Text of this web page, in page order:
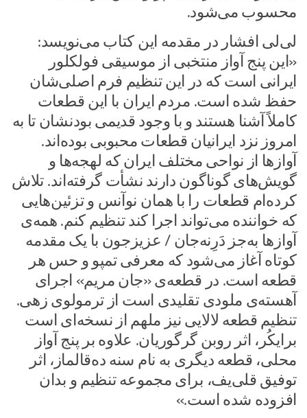
محسوب می‌شود.
لی‌لی افشار در مقدمه‌ این کتاب می‌نویسد:
«این پنج آواز منتخبی از موسیقی فولکلور
ایرانی است که در این تنظیم فرم اصلی‌شان
حفظ شده است. مردم ایران با این قطعات
کاملاً آشنا هستند و با وجود قدیمی بودنشان تا به
‌امروز نزد ایرانیان قطعات محبوبی بوده‌اند.
آوازها از نواحی مختلف ایران که لهجه‌ها و
گویش‌های گوناگون دارند نشأت گرفته‌اند. تلاش
کرده‌ام قطعات را با همان نوآنس و تزئین‌هایی
که خواننده می‌تواند اجرا کند تنظیم کنم. همه‌ی
آوازها به‌جز دَرِنه‌جان / عزیزجون با یک مقدمه‌
کوتاه آغاز می‌شود که معرفی تمپو و حس هر
قطعه است. در قطعه‌ی «جان مریم» اجرای
آهسته‌ی ملودی تقلیدی است از ترمولوی زهی.
تنظیم قطعه‌ لالایی نیز ملهم از نسخه‌ای است
برایکُر، اثر روبن گرگوریان. علاوه‌ بر پنج آواز
محلی، قطعه‌ دیگری به ‌نام سنه ده‌قالماز، اثر
توفیق قلی‌یف، برای مجموعه تنظیم و بدان
افزوده شده است.»